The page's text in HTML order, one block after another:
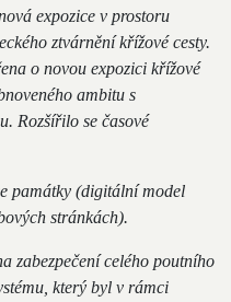
expozice v prostoru
ztvárnění křížové cesty.
o novou expozici křížové
ambitu s
Rozšířilo se časové
památky (digitální model
stránkách).
zabezpečení celého poutního
který byl v rámci